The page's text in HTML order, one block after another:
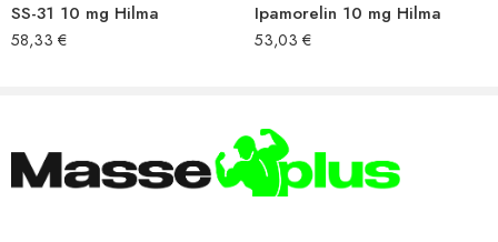
SS-31 10 mg Hilma
58,33 €
Ipamorelin 10 mg Hilma
53,03 €